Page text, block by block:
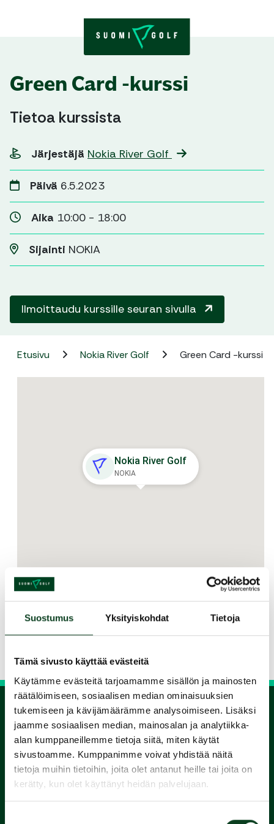
Suostumus Yksityiskohdat Tietoja
Tämä sivusto käyttää evästeitä
Käytämme evästeitä tarjoamamme sisällön ja mainosten
räätälöimiseen, sosiaalisen median ominaisuuksien
tukemiseen ja kävijämäärämme analysoimiseen. Lisäksi
jaamme sosiaalisen median, mainosalan ja analytiikka-
alan kumppaneillemme tietoja siitä, miten käytät
sivustoamme. Kumppanimme voivat yhdistää näitä
tietoja muihin tietoihin, joita olet antanut heille tai joita on
kerätty, kun olet käyttänyt heidän palvelujaan.
Green Card -kurssi
Tietoa kurssista
Järjestäjä Nokia River Golf
Päivä 6.5.2023
Aika 10:00 - 18:00
Sijainti NOKIA
Ilmoittaudu kurssille seuran sivulla
Etusivu Nokia River Golf Green Card -kurssi
Nokia River Golf
NOKIA
Jaa kurssi kaverille
1.
Varaa
alkeiskurssi